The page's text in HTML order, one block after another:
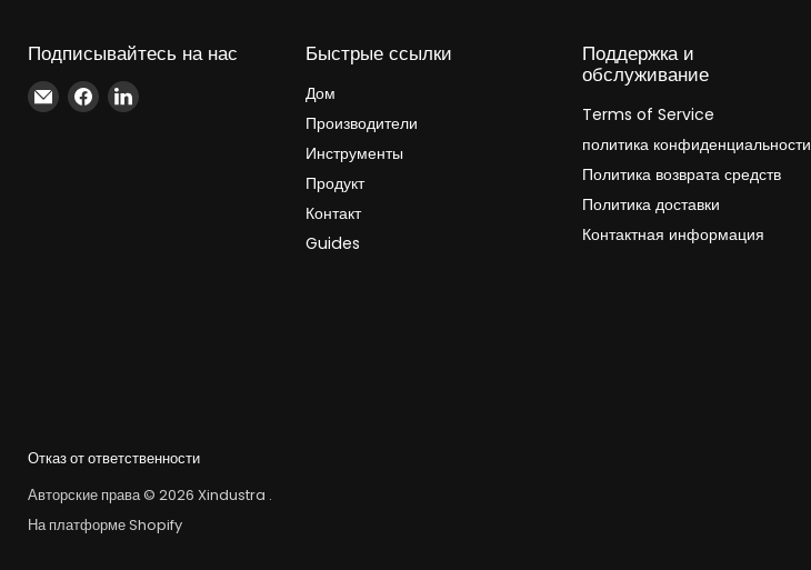
Подписывайтесь на нас
Найдите
нас
Найдите
нас
Найдите
Быстрые ссылки
Дом
Производители
Инструменты
Продукт
Контакт
Guides
Поддержка и
обслуживание
Terms of Service
политика конфиденциальности
Политика возврата средств
Политика доставки
Контактная информация
Отказ от ответственности
Авторские права © 2026 Xindustra .
На платформе Shopify